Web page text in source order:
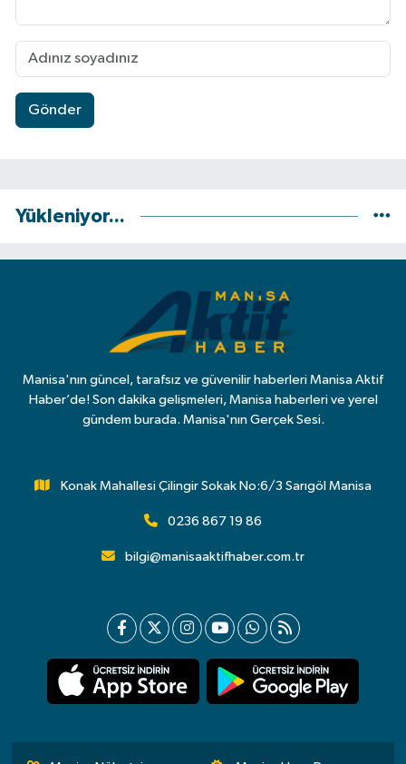
Gönder
Yükleniyor...
Manisa'nın güncel, tarafsız ve güvenilir haberleri Manisa Aktif
Haber’de! Son dakika gelişmeleri, Manisa haberleri ve yerel
gündem burada. Manisa'nın Gerçek Sesi.
Konak Mahallesi Çilingir Sokak No:6/3 Sarıgöl Manisa
0236 867 19 86
bilgi@manisaaktifhaber.com.tr